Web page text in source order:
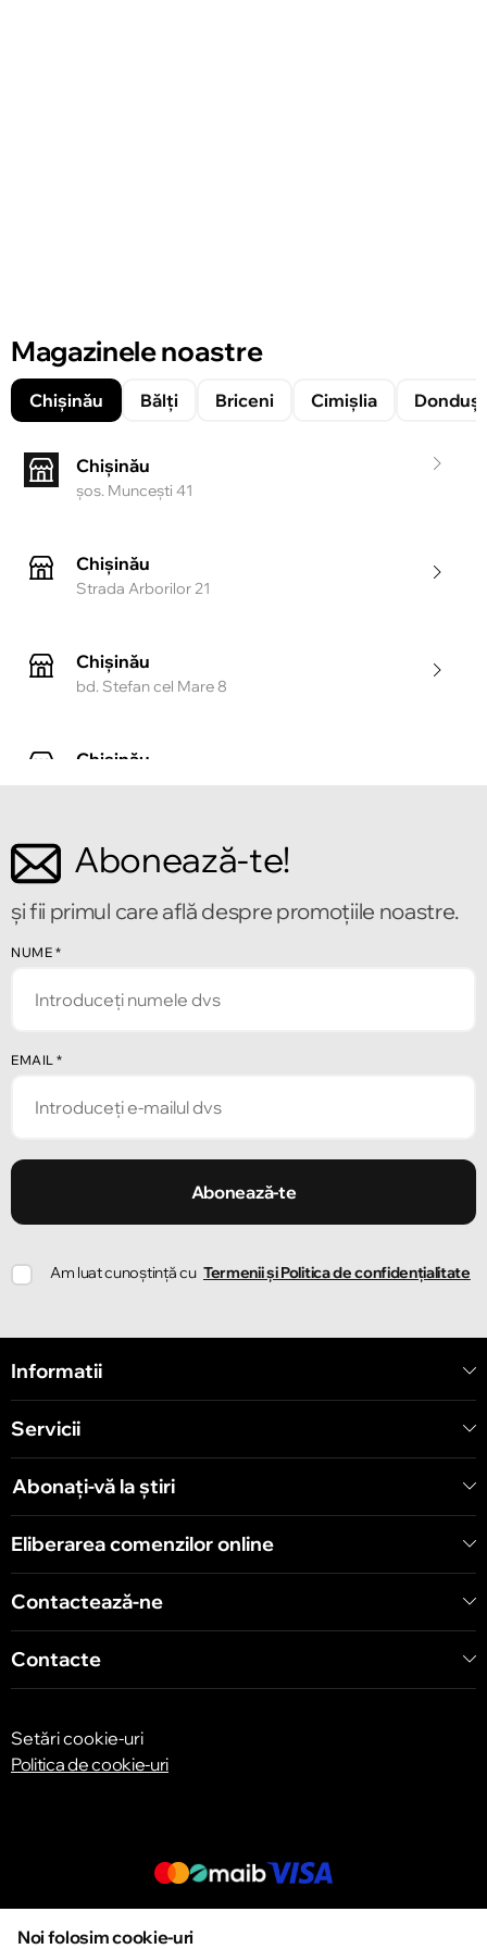
Magazinele noastre
Chișinău Bălți Briceni Cimișlia
Chișinău
şos. Munceşti 41
Chișinău
Strada Arborilor 21
Chișinău
bd. Stefan cel Mare 8
Chișinău
Chișinău
Strada Ion Creangă 78
Strada Mitropolit Varlaam 58
Chișinău
Abonează-te!
și fii primul care află despre promoțiile noastre.
NUME *
EMAIL *
Abonează-te
Am luat cunoștință cu Termenii și Politica de confidențialitate
Informatii
Servicii
Abonați-vă la știri
Eliberarea comenzilor online
Contactează-ne
Contacte
Setări cookie-uri
Politica de cookie-uri
© 2013 – 2026 ECOM
Noi folosim cookie-uri